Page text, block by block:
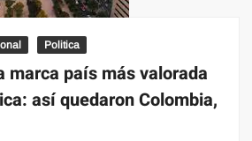
Politica
marca país más valorada
así quedaron Colombia,